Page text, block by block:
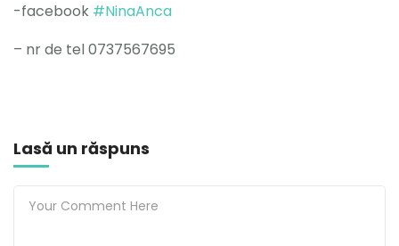
-facebook #NinaAnca
– nr de tel 0737567695
Lasă un răspuns